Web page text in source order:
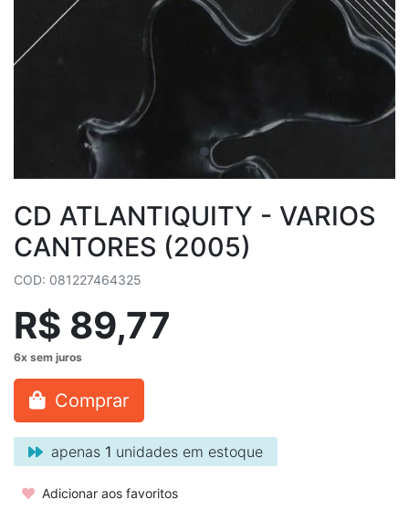
CD ATLANTIQUITY - VARIOS
CANTORES (2005)
COD: 081227464325
R$ 89,77
Comprar
apenas 1 unidades em estoque
Adicionar aos favoritos